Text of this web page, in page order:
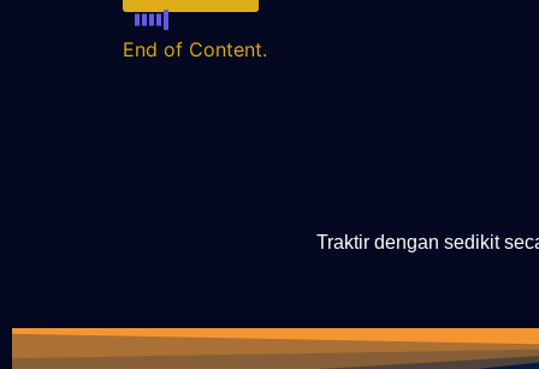
End of Content.
Traktir dengan sedikit